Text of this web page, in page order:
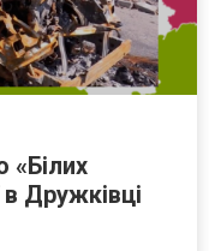
«Білих
в Дружківці